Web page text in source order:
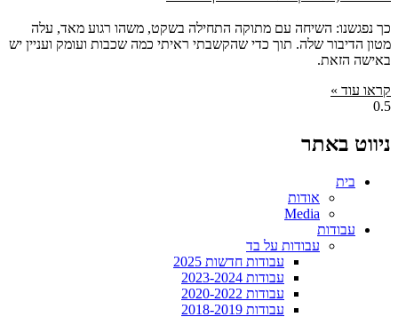
כך נפגשנו: השיחה עם מתוקה התחילה בשקט, משהו רגוע מאד, עלה
מטון הדיבור שלה. תוך כדי שהקשבתי ראיתי כמה שכבות ועומק ועניין יש
באישה הזאת.
קראו עוד »
ניווט באתר
בית
אודות
Media
עבודות
עבודות על בד
עבודות חדשות 2025
עבודות 2023-2024
עבודות 2020-2022
עבודות 2018-2019